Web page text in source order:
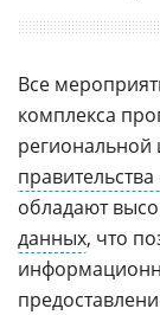
Все
комплекса
региональной
обладают
данных, что